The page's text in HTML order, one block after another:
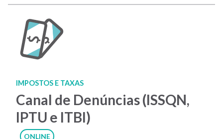
IMPOSTOS E TAXAS
Canal de Denúncias (ISSQN,
IPTU e ITBI)
ONLINE